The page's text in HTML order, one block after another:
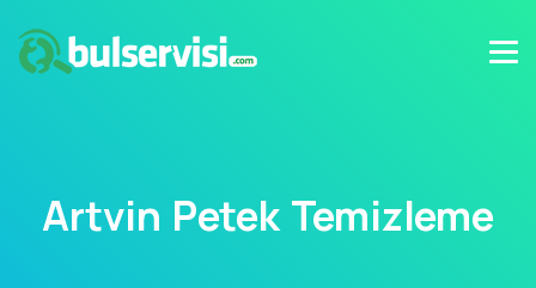
Artvin Petek Temizleme